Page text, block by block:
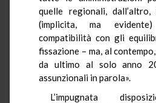
quelle regionali,
(implicita, ma
compatibilità con gli
fissazione – ma, al
da ultimo al solo anno
assunzionali in parola».
L’impugnata